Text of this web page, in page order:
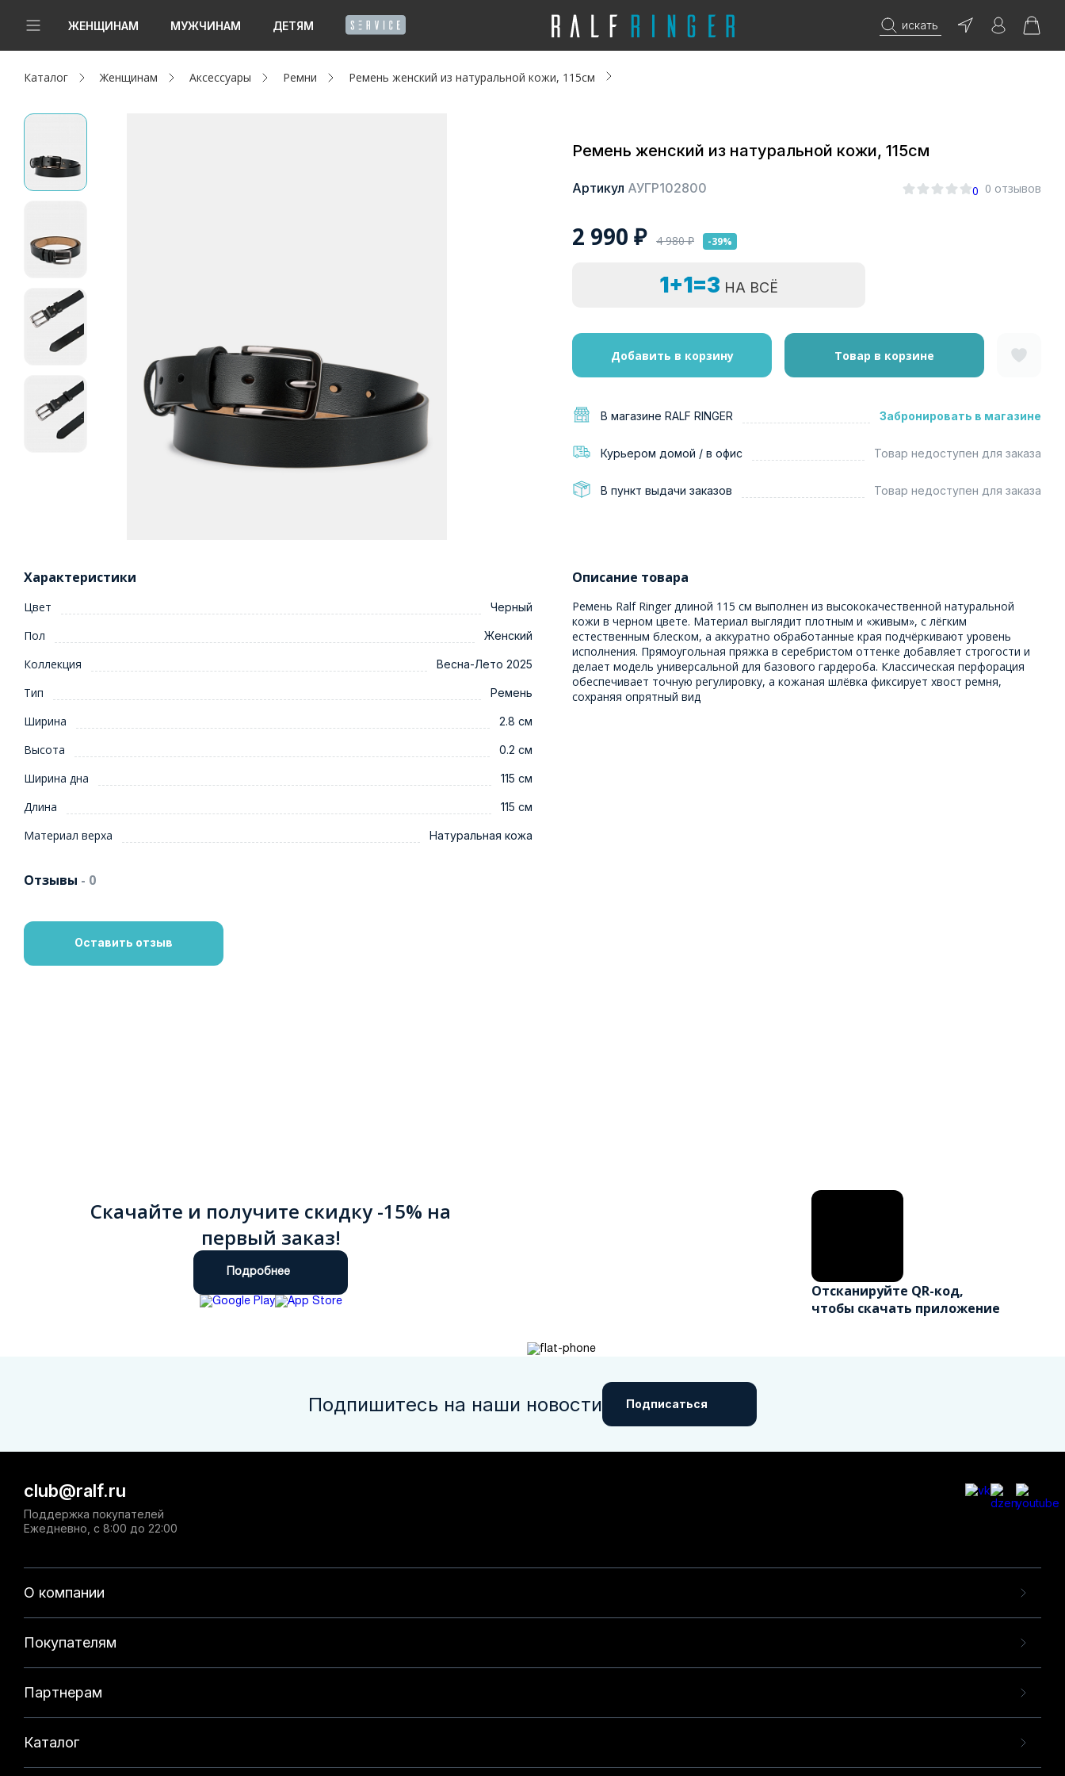
ЖЕНЩИНАМ МУЖЧИНАМ ДЕТЯМ искать
Новинки
Женщинам
Мужчинам
Капсула
Акции / Новости
Адреса магазинов
Каталог Женщинам Аксессуары Ремни Ремень женский из натуральной кожи, 115см
Ремень женский из натуральной кожи, 115см
Артикул АУГР102800 0 0 отзывов
2 990 ₽ 4 980₽ -39%
1+1=3 НА ВСЁ
Добавить в корзину Товар в корзине
В магазине RALF RINGER Забронировать в магазине
Курьером домой / в офис Товар недоступен для заказа
В пункт выдачи заказов Товар недоступен для заказа
Характеристики
Цвет Черный
Пол Женский
Коллекция Весна-Лето 2025
Тип Ремень
Ширина 2.8 см
Высота 0.2 см
Ширина дна 115 см
Длина 115 см
Материал верха Натуральная кожа
Описание товара
Ремень Ralf Ringer длиной 115 см выполнен из высококачественной натуральной
кожи в черном цвете. Материал выглядит плотным и «живым», с лёгким
естественным блеском, а аккуратно обработанные края подчёркивают уровень
исполнения. Прямоугольная пряжка в серебристом оттенке добавляет строгости и
делает модель универсальной для базового гардероба. Классическая перфорация
обеспечивает точную регулировку, а кожаная шлёвка фиксирует хвост ремня,
сохраняя опрятный вид
Отзывы - 0
Оставить отзыв
Скачайте и получите скидку -15% на
первый заказ!
Подробнее
Отсканируйте QR-код,
чтобы скачать приложение
Подпишитесь на наши новости Подписаться
О компании
Покупателям
Партнерам
Каталог
club@ralf.ru
Поддержка покупателей
Ежедневно, с 8:00 до 22:00